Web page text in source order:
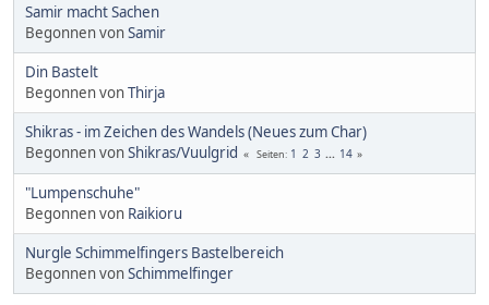
Samir macht Sachen
Begonnen vonSamir
Din Bastelt
Begonnen vonThirja
Shikras - im Zeichen des Wandels (Neues zum Char)
Begonnen vonShikras/Vuulgrid Seiten 1 2 3 ... 14
"Lumpenschuhe"
Begonnen von Raikioru
Nurgle Schimmelfingers Bastelbereich
Begonnen vonSchimmelfinger